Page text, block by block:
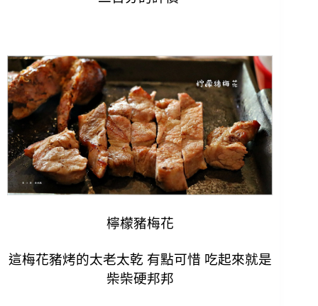
檸檬豬梅花
這梅花豬烤的太老太乾 有點可惜 吃起來就是
柴柴硬邦邦